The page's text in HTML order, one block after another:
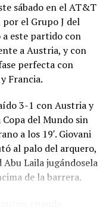
sábado en el AT&T
por el Grupo J del
este partido con
a Austria, y con
perfecta con
Francia.
3-1 con Austria y
del Mundo sin
a los 19′. Giovani
al palo del arquero,
Laila jugándosela
de la barrera.